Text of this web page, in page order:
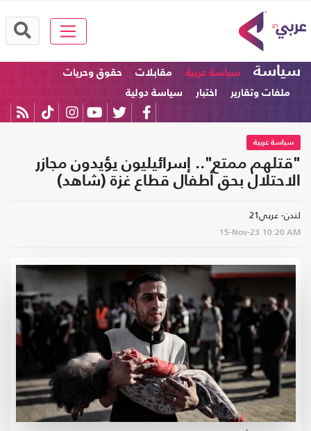
سياسة سياسة عربية مقابلات
حقوق وحريات
ملفات وتقارير
اختبار سياسة دولية
سياسة عربية
"قتلهم ممتع".. إسرائيليون يؤيدون مجازر
الاحتلال بحق أطفال قطاع غزة (شاهد)
لندن- عربي21
15-Nov-23 10:20 AM